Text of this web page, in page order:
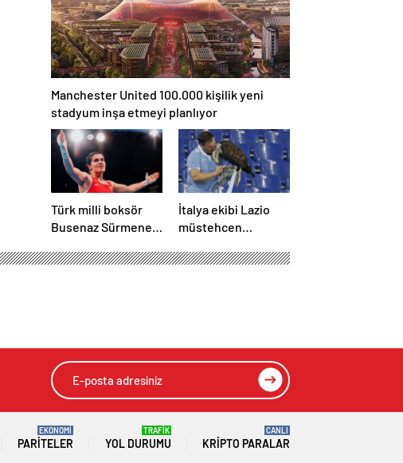
Manchester United 100.000 kişilik yeni
stadyum inşa etmeyi planlıyor
Türk milli boksör
Busenaz Sürmeneli,
şampiyonu oldu
İtalya ekibi Lazio
müstehcen
kartal eğitmenini
PARITELER
EKONOMİ
YOL DURUMU
TRAFİK
KRIPTO PARALAR
CANLI